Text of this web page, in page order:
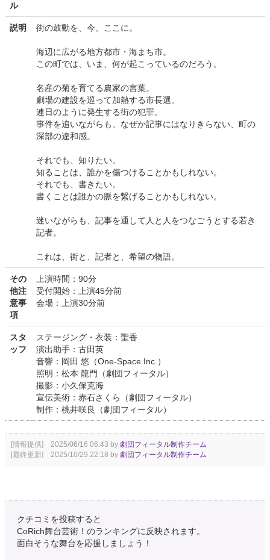
ル
説明 街の鼓動を、今、ここに。
海辺に広がる地方都市・海まち市。
この町では、いま、何が起こっているのだろう。
名産の菊を育てる農家の言葉。
劇場の建設を巡って加熱する市長選。
連日のように発生する街の犯罪。
事件を追いながらも、なぜか記事にはなりきらない、町の
深部の違和感。
それでも、知りたい。
知ることは、誰かを傷つけることかもしれない。
それでも、書きたい。
書くことは誰かの脈を繋げることかもしれない。
迷いながらも、記事を通して人と人をつなごうとする若き
記者。
これは、街と、記者と、希望の物語。
その
他注
意事
項
上演時間：90分
受付開始：上演45分前
会場：上演30分前
スタ
ッフ
ステージング・衣装：聖香
演出助手：古田英
音響：岡田 悠（One-Space Inc.）
照明：松本 龍門（劇団フィータル）
撮影：小久保克海
宣伝美術：赤石さくら（劇団フィータル）
制作：桃井咲良（劇団フィータル）
[情報提供] 2025/06/16 06:43 by 劇団フィータル制作チーム
[最終更新] 2025/10/29 22:18 by 劇団フィータル制作チーム
クチコミを投稿すると
CoRich舞台芸術！のランキングに反映されます。
面白そうな舞台を応援しましょう！